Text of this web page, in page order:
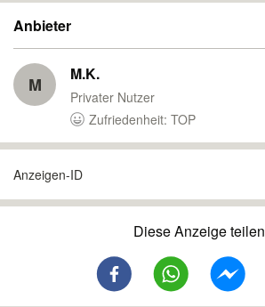
Anbieter
M M.K.
Privater Nutzer
Zufriedenheit: TOP
Anzeigen-ID
Diese Anzeige teilen